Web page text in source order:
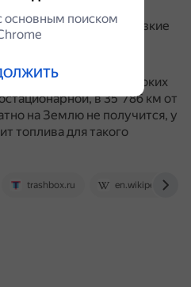
с ядерной
используют более низкие
650–1000 км.
отправляют
работают на высоких
в 35 786 км от
на Землю не получится, у
топлива для такого
trashbox.ru en.wikipedia.org
основным поиском